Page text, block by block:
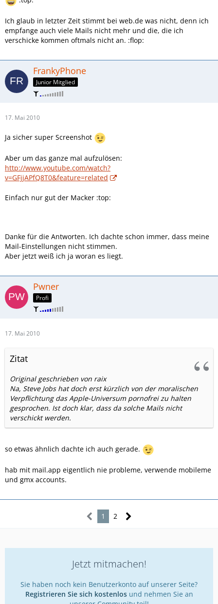
Ich glaub in letzter Zeit stimmt bei web.de was nicht, denn ich
empfange auch viele Mails nicht mehr und die, die ich
verschicke kommen oftmals nicht an. :flop:
FrankyPhone
Junior Mitglied
17. Mai 2010
Ja sicher super Screenshot
Aber um das ganze mal aufzulösen:
http://www.youtube.com/watch?
v=GFjjAPfQ8T0&feature=related
Einfach nur gut der Macker :top:
Danke für die Antworten. Ich dachte schon immer, dass meine
Mail-Einstellungen nicht stimmen.
Aber jetzt weiß ich ja woran es liegt.
Pwner
Profi
17. Mai 2010
Zitat
Original geschrieben von raix
Na, Steve Jobs hat doch erst kürzlich von der moralischen
Verpflichtung das Apple-Universum pornofrei zu halten
gesprochen. Ist doch klar, dass da solche Mails nicht
verschickt werden.
so etwas ähnlich dachte ich auch gerade.
hab mit mail.app eigentlich nie probleme, verwende mobileme
und gmx accounts.
1 2
Jetzt mitmachen!
Sie haben noch kein Benutzerkonto auf unserer Seite?
Registrieren Sie sich kostenlosund nehmen Sie an